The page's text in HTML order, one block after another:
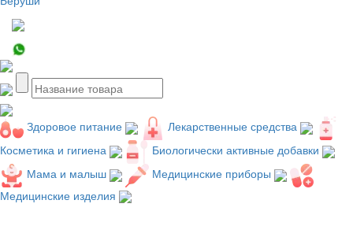
Здоровое питание
Лекарственные средства
Косметика и гигиена
Биологически активные добавки
Мама и малыш
Медицинские приборы
Медицинские изделия